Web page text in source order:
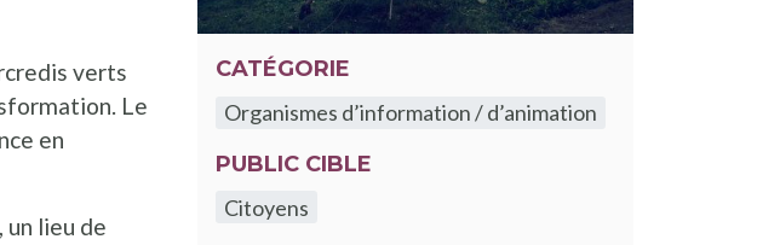
verts
Le
en
lieu de
CATÉGORIE
Organismes d’information / d’animation
PUBLIC CIBLE
Citoyens